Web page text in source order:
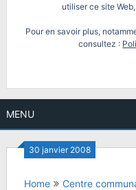
utiliser ce site
Pour en savoir plus,
consultez :
MENU
30 janvier 2008
Home
Centre